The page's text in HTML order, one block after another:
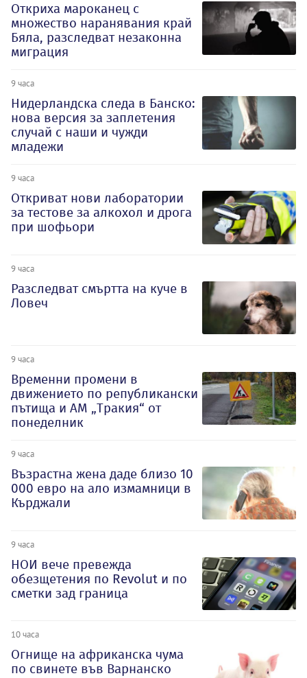
Откриха мароканец с
множество наранявания край
Бяла, разследват незаконна
миграция
9 часа
Нидерландска следа в Банско:
нова версия за заплетения
случай с наши и чужди
младежи
9 часа
Откриват нови лаборатории
за тестове за алкохол и дрога
при шофьори
9 часа
Разследват смъртта на куче в
Ловеч
9 часа
Временни промени в
движението по републикански
пътища и АМ „Тракия“ от
понеделник
9 часа
Възрастна жена даде близо 10
000 евро на ало измамници в
Кърджали
9 часа
НОИ вече превежда
обезщетения по Revolut и по
сметки зад граница
10 часа
Огнище на африканска чума
по свинете във Варнанско